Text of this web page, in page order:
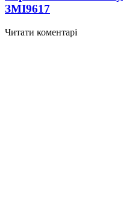
ЗМІ9617
Читати коментарі